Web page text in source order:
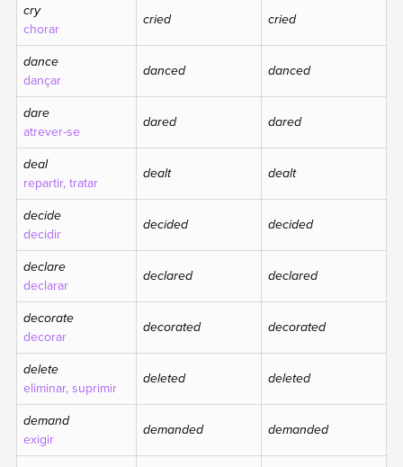
cry
chorar cried cried
dance
dançar danced danced
dare
atrever-se dared dared
deal
repartir, tratar dealt dealt
decide
decidir decided decided
declare
declarar declared declared
decorate
decorar decorated decorated
delete
eliminar, suprimir deleted deleted
demand
exigir demanded demanded